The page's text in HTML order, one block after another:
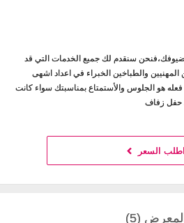
سنقدم لك جميع الخدمات التي قد
المهنيين والطباخين الخبراء في اعداد اشهى
هو الجلوس والأستمتاع بمناسبتك سواء كانت
حفل زفاف
اطلب السعر
المعرض (5)